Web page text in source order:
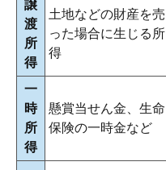
譲
渡
所
得
土地などの財産を売
った場合に生じる所
得
一
時
所
得
懸賞当せん金、生命
保険の一時金など